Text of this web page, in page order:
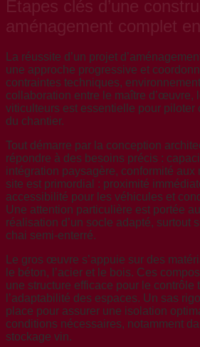
Étapes clés d’une
aménagement complet
La réussite d’un projet
une approche progressive et
contraintes techniques,
collaboration entre le maître d’œuvre,
viticulteurs est essentielle pour piloter
du chantier.
Tout démarre par la conception
répondre à des besoins précis :
intégration paysagère, conformité aux
site est primordial : proximité
accessibilité pour les véhicules et
Une attention particulière est portée
réalisation d’un socle adapté, surtout
chai semi-enterré.
Le gros œuvre s’appuie sur des
le béton, l’acier et le bois. Ces
une structure efficace pour le contrôle
l’adaptabilité des espaces. Un sas
place pour assurer une isolation
conditions nécessaires, notamment
stockage vin.